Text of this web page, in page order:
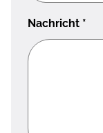
Nachricht *